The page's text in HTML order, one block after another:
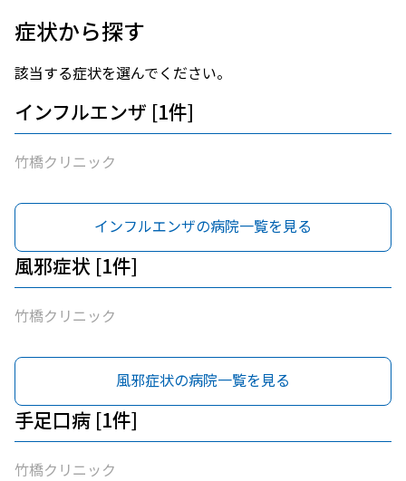
症状から探す
該当する症状を選んでください。
インフルエンザ [1件]
竹橋クリニック
インフルエンザの病院一覧を見る
風邪症状 [1件]
竹橋クリニック
風邪症状の病院一覧を見る
手足口病 [1件]
竹橋クリニック